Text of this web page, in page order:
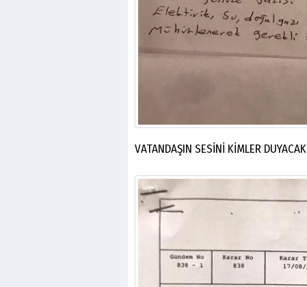
VATANDAŞIN SESİNİ KİMLER DUYACAK